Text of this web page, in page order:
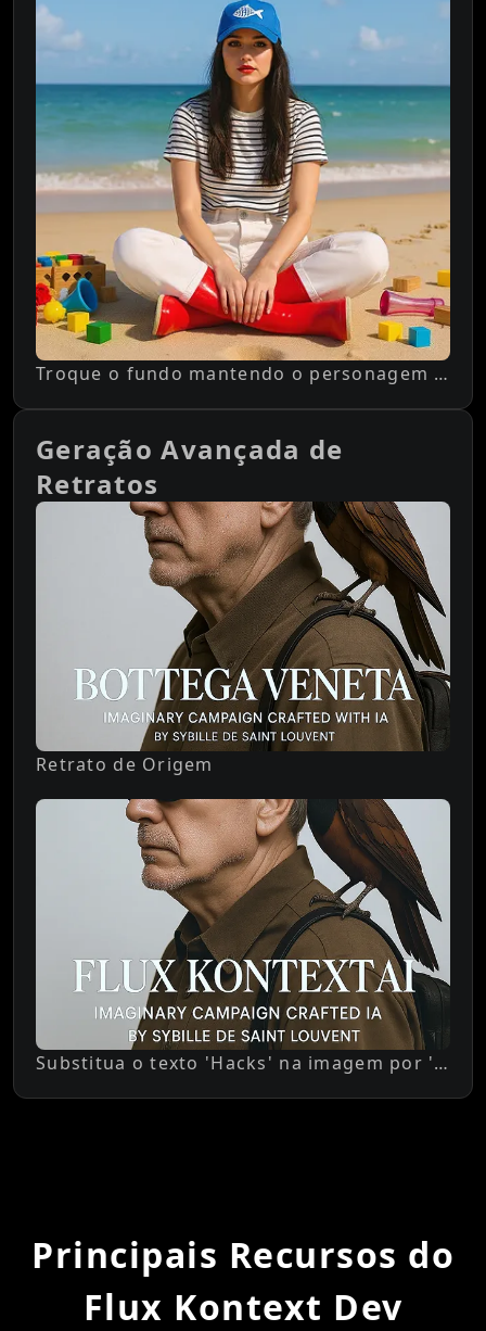
Troque o fundo mantendo o personagem consistente
Geração Avançada de
Retratos
Retrato de Origem
Substitua o texto 'Hacks' na imagem por 'Flux AI'
Principais Recursos do
Flux Kontext Dev